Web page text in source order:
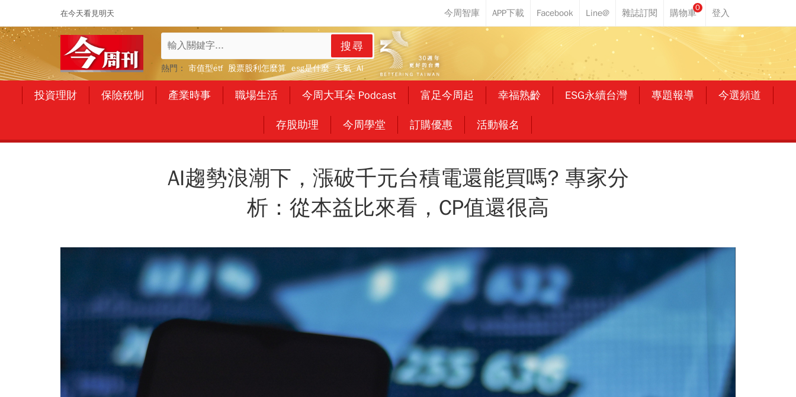
在今天看見明天
0
搜尋
熱門： 市值型etf 股票股利怎麼算 esg是什麼 天氣 AI
投資理財 保險稅制 產業時事 職場生活 今周大耳朵 Podcast 富足今周起 幸福熟齡 ESG永續台灣 專題報導 今選頻道
存股助理 今周學堂 訂購優惠 活動報名
AI趨勢浪潮下，漲破千元台積電還能買嗎? 專家分
析：從本益比來看，CP值還很高